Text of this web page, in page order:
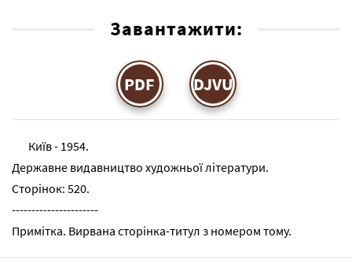
Завантажити:
PDF DJVU
Київ - 1954.
Державне видавництво художньої літератури.
Сторінок: 520.
----------------------
Примітка. Вирвана сторінка-титул з номером тому.